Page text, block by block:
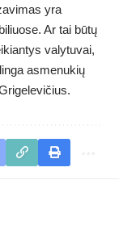
yra
Ar tai būtų
valytuvai,
asmenukių